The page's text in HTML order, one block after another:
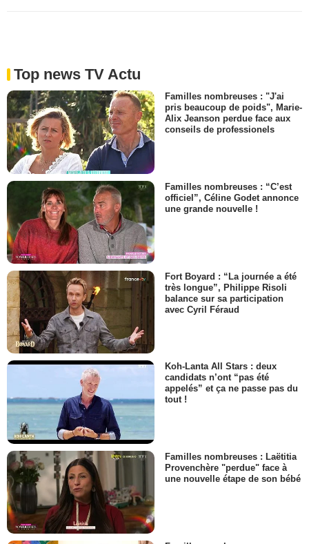
Top news TV Actu
Familles nombreuses : "J'ai
pris beaucoup de poids", Marie-
Alix Jeanson perdue face aux
conseils de professionels
Familles nombreuses : “C’est
officiel”, Céline Godet annonce
une grande nouvelle !
Fort Boyard : “La journée a été
très longue”, Philippe Risoli
balance sur sa participation
avec Cyril Féraud
Koh-Lanta All Stars : deux
candidats n’ont “pas été
appelés” et ça ne passe pas du
tout !
Familles nombreuses : Laëtitia
Provenchère "perdue" face à
une nouvelle étape de son bébé